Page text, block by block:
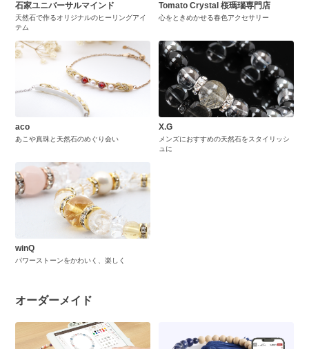
石家ユニバーサルマインド
天然石で作るオリジナルのヒーリングアイ
テム
Tomato Crystal 桜瑪瑙専門店
心をときめかせる春色アクセサリー
aco
あこや真珠と天然石のめぐり会い
X.G
メンズにおすすめの天然石をスタイリッシ
ュに
winQ
パワーストーンをかわいく、楽しく
オーダーメイド